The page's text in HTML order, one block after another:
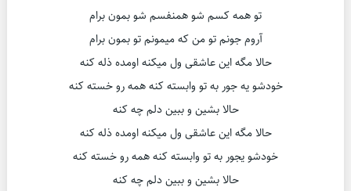
تو همه کسم شو همنفسم شو بمون برام
آروم جونم تو من که میمونم تو بمون برام
حالا مگه این عاشقی ول میکنه اومده ذله کنه
خودشو یه جور به تو وابسته کنه همه رو خسته کنه
حالا بشین و ببین دلم چه کنه
حالا مگه این عاشقی ول میکنه اومده ذله کنه
خودشو یجور به تو وابسته کنه همه رو خسته کنه
حالا بشین و ببین دلم چه کنه